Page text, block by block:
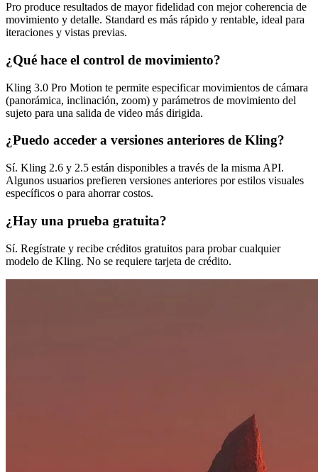
Pro produce resultados de mayor fidelidad con mejor coherencia de
movimiento y detalle. Standard es más rápido y rentable, ideal para
iteraciones y vistas previas.
¿Qué hace el control de movimiento?
Kling 3.0 Pro Motion te permite especificar movimientos de cámara
(panorámica, inclinación, zoom) y parámetros de movimiento del
sujeto para una salida de video más dirigida.
¿Puedo acceder a versiones anteriores de Kling?
Sí. Kling 2.6 y 2.5 están disponibles a través de la misma API.
Algunos usuarios prefieren versiones anteriores por estilos visuales
específicos o para ahorrar costos.
¿Hay una prueba gratuita?
Sí. Regístrate y recibe créditos gratuitos para probar cualquier
modelo de Kling. No se requiere tarjeta de crédito.